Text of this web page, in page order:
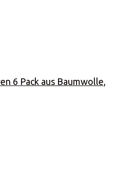
6 Pack aus Baumwolle,